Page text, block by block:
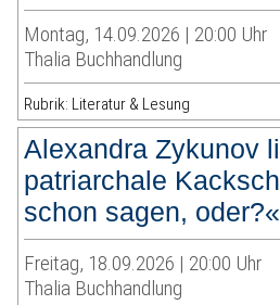
Montag, 14.09.2026 | 20:00 Uhr
Thalia Buchhandlung
Rubrik: Literatur & Lesung
Alexandra Zykunov
patriarchale
schon sagen, oder?«
Freitag, 18.09.2026 | 20:00 Uhr
Thalia Buchhandlung